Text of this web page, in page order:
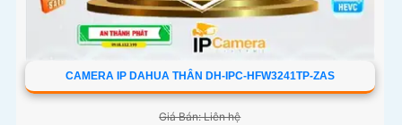
CAMERA IP DAHUA THÂN DH-IPC-HFW3241TP-ZAS
Giá Bán: Liên hệ